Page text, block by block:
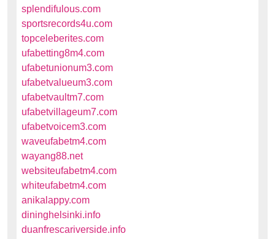
splendifulous.com
sportsrecords4u.com
topceleberites.com
ufabetting8m4.com
ufabetunionum3.com
ufabetvalueum3.com
ufabetvaultm7.com
ufabetvillageum7.com
ufabetvoicem3.com
waveufabetm4.com
wayang88.net
websiteufabetm4.com
whiteufabetm4.com
anikalappy.com
dininghelsinki.info
duanfrescariverside.info